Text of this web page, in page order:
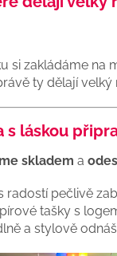
si zakládáme na
ty dělají velký
s láskou
skladem a
radostí pečlivě
tašky s
a stylově